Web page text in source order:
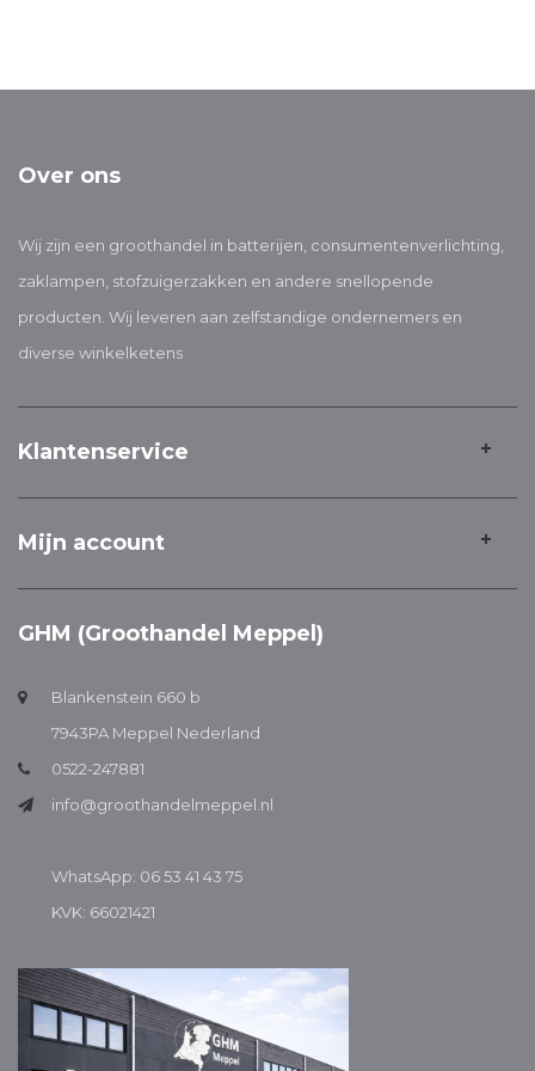
Over ons
Wij zijn een groothandel in batterijen, consumentenverlichting,
zaklampen, stofzuigerzakken en andere snellopende
producten. Wij leveren aan zelfstandige ondernemers en
diverse winkelketens
Klantenservice
Mijn account
GHM (Groothandel Meppel)
Blankenstein 660 b
7943PA Meppel Nederland
0522-247881
info@groothandelmeppel.nl
WhatsApp: 06 53 41 43 75
KVK: 66021421